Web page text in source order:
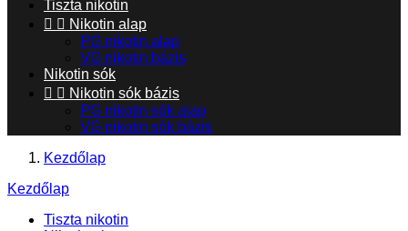
Tiszta nikotin
  Nikotin alap
PG nikotin alap
VG nikotin bázis
Nikotin sók
  Nikotin sók bázis
PG nikotin sók alap
VG nikotin sók bázis
Kezdőlap
Kezdőlap
Tiszta nikotin